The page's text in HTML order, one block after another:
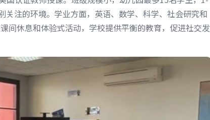
注的环境。学业方面，英语、数学、科学、社会研究和
间休息和体验式活动，学校提供平衡的教育，促进社交发